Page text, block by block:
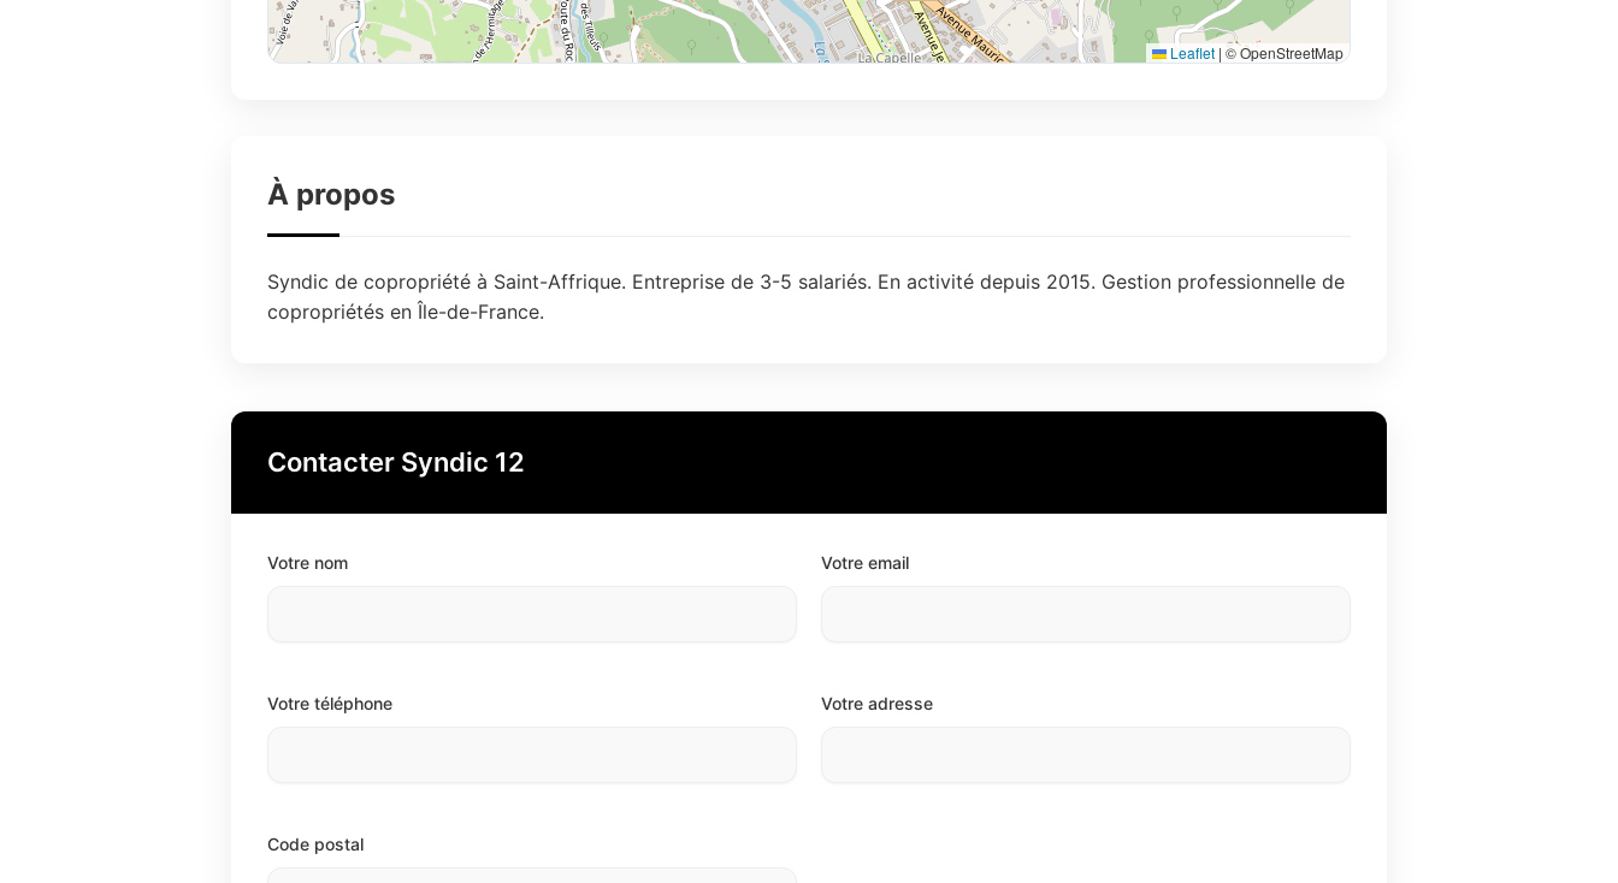
Leaflet | © OpenStreetMap
À propos
Syndic de copropriété à Saint-Affrique. Entreprise de 3-5 salariés. En activité depuis 2015. Gestion professionnelle de
copropriétés en Île-de-France.
Contacter Syndic 12
Votre nom Votre email
Votre téléphone Votre adresse
Code postal